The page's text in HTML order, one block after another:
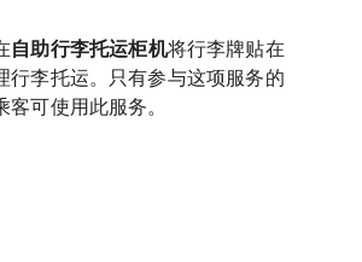
自助行李托运柜机将行李牌贴在
行李托运。只有参与这项服务的
可使用此服务。